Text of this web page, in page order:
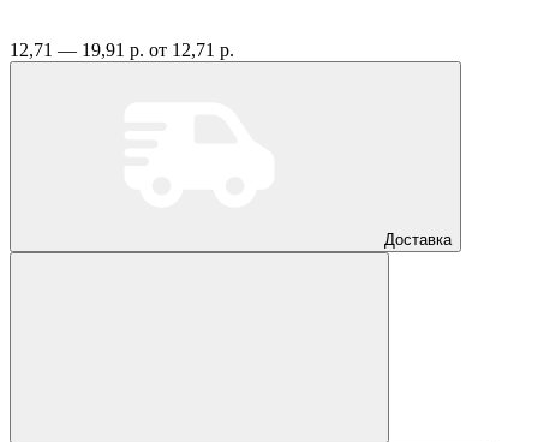
12,71 — 19,91 р. от 12,71 р.
Доставка